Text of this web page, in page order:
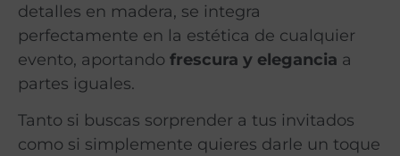
detalles en madera, se integra
perfectamente en la estética de cualquier
evento, aportando frescura y elegancia a
partes iguales.
Tanto si buscas sorprender a tus invitados
como si simplemente quieres darle un toque